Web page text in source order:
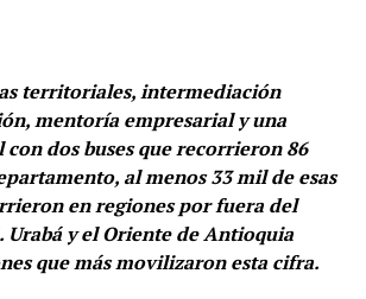
territoriales, intermediación
mentoría empresarial y una
dos buses que recorrieron 86
al menos 33 mil de esas
en regiones por fuera del
Urabá y el Oriente de Antioquia
que más movilizaron esta cifra.